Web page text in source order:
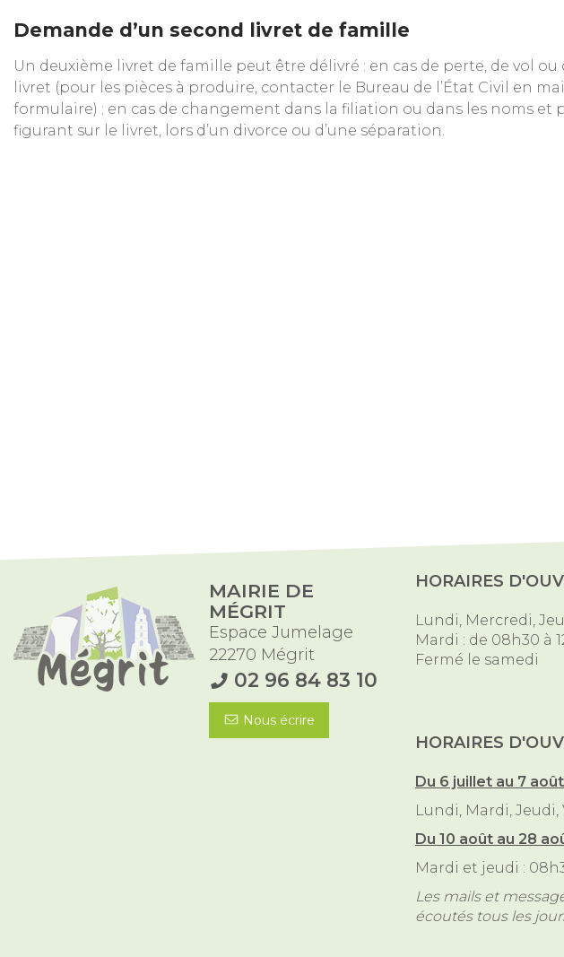
Demande d’un second livret de famille
Un deuxième livret de famille peut être délivré : en cas de perte, de vol
livret (pour les pièces à produire, contacter le Bureau de l’État Civil en
formulaire) ; en cas de changement dans la filiation ou dans les noms et
figurant sur le livret, lors d’un divorce ou d’une séparation.
MAIRIE DE
MÉGRIT
Espace Jumelage
22270 Mégrit
02 96 84 83 10
Nous écrire
HORAIRES
Lundi, Mercredi,
Mardi : de 08h30 à
Fermé le samedi
HORAIRES
Du 6 juillet au 7
Lundi, Mardi, Jeudi,
Du 10 août au 28
Mardi et jeudi :
Les mails et
écoutés tous les